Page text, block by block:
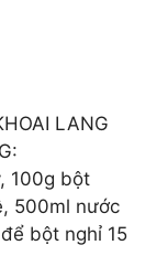
LANG
100g bột
500ml nước
bột nghỉ 15